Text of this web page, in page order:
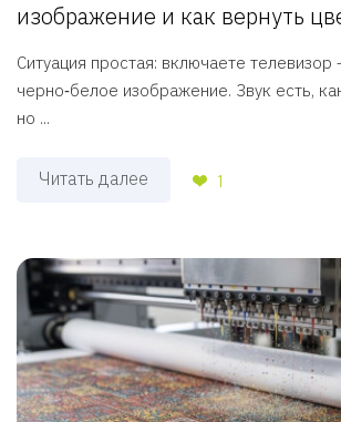
изображение и как вернуть
Ситуация простая: включаете
черно‑белое изображение. Звук есть,
но ...
Читать далее 1